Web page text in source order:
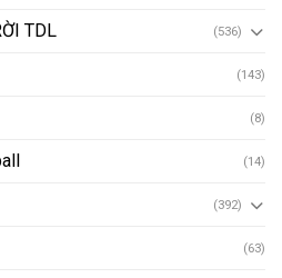
TDL (536)
(143)
(8)
(14)
(392)
(63)